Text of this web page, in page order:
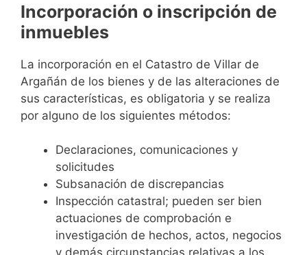
Incorporación o inscripción de
inmuebles
La incorporación en el Catastro de Villar de
Argañán de los bienes y de las alteraciones de
sus características, es obligatoria y se realiza
por alguno de los siguientes métodos:
Declaraciones, comunicaciones y
solicitudes
Subsanación de discrepancias
Inspección catastral; pueden ser bien
actuaciones de comprobación e
investigación de hechos, actos, negocios